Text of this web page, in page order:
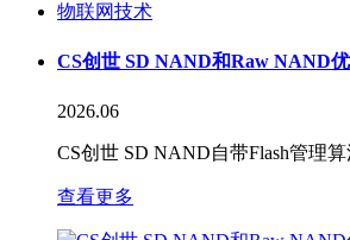
物联网技术
CS创世 SD NAND和Raw NAND
2026.06
CS创世 SD NAND自带Flash管理
查看更多